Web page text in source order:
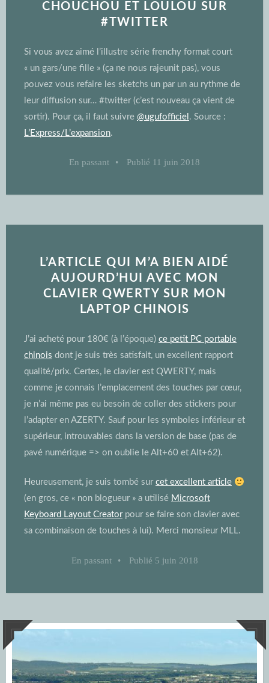
CHOUCHOU ET LOULOU SUR
#TWITTER
Si vous avez aimé l’illustre série frenchy format court
« un gars/une fille » (ça ne nous rajeunit pas), vous
pouvez vous refaire les sketchs un par un au rythme de
leur diffusion sur… #twitter (c’est nouveau ça vient de
sortir). Pour ça, il faut suivre @ugufofficiel . Source :
L’Express/L’expansion.
En passant • Publié 11 juin 2018
L’ARTICLE QUI M’A BIEN AIDÉ
AUJOURD’HUI AVEC MON
CLAVIER QWERTY SUR MON
LAPTOP CHINOIS
J’ai acheté pour 180€ (à l’époque) ce petit PC portable
chinois dont je suis très satisfait, un excellent rapport
qualité/prix. Certes, le clavier est QWERTY, mais
comme je connais l’emplacement des touches par cœur,
je n’ai même pas eu besoin de coller des stickers pour
l’adapter en AZERTY. Sauf pour les symboles inférieur et
supérieur, introuvables dans la version de base (pas de
pavé numérique => on oublie le Alt+60 et Alt+62).
Heureusement, je suis tombé sur cet excellent article
(en gros, ce « non blogueur » a utilisé Microsoft
Keyboard Layout Creatorpour se faire son clavier avec
sa combinaison de touches à lui). Merci monsieur MLL.
En passant • Publié 5 juin 2018